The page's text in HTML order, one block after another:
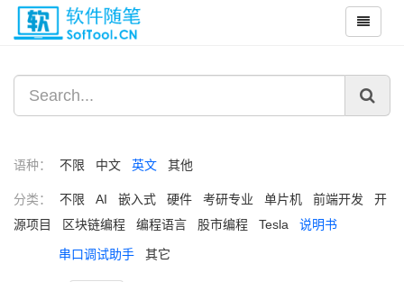
语种： 不限 中文 英文 其他
分类： 不限 AI 嵌入式 硬件 考研专业 单片机 前端开发
开
源项目
区块链编程 编程语言 股市编程 Tesla 说明书
串口调试助手 其它